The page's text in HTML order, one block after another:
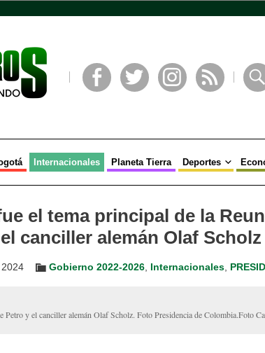
Internacionales Planeta Tierra Deportes
el tema principal de la
canciller alemán Olaf Scholz
Gobierno 2022-2026 Internacionales
Petro y el canciller alemán Olaf Scholz. Foto Presidencia de Colombia.Foto